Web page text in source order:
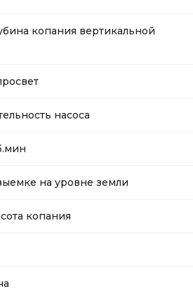
копания вертикальной
насоса
на уровне земли
копания